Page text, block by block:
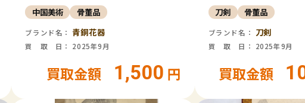
中国美術 骨董品
ブランド名：青銅花器
買 取 日： 2025年9月
買取金額 1,500 円
刀剣 骨董品
ブランド名： 刀剣
買 取 日： 2025年9月
買取金額